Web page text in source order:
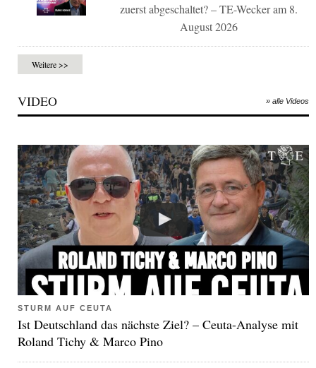
zuerst abgeschaltet? – TE-Wecker am 8.
August 2026
Weitere >>
VIDEO » alle Videos
STURM AUF CEUTA
Ist Deutschland das nächste Ziel? – Ceuta-Analyse mit
Roland Tichy & Marco Pino